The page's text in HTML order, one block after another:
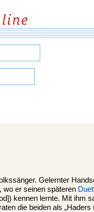
Gelernter
wo er seinen späteren
kennen lernte. Mit ihm
die beiden als „Haders